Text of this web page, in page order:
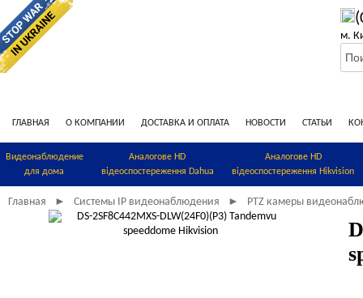
м.
ГЛАВНАЯ О КОМПАНИИ ДОСТАВКА И ОПЛАТА НОВОСТИ СТАТЬИ
Видеонаблюдение
для дома
Аналогове HD
відеоспостереження Dahua
Аналогове HD
відеоспостереження Hikvision
Главная ► Системы IP видеонаблюдения ► PTZ камеры